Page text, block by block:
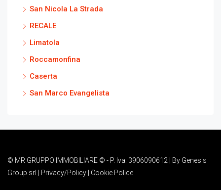
San Nicola La Strada
RECALE
Limatola
Roccamonfina
Caserta
San Marco Evangelista
© MR GRUPPO IMMOBILIARE © - P. Iva: 3906090612 | By Genesis
Group srl | Privacy/Policy | Cookie Police